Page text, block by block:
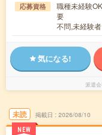
応募資格
職種未経験
要
不問,未経験者
気になる!
派遣会
未読
NEW
掲載日 2026/08/10